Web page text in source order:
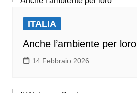
ITALIA
Anche l’ambiente per loro
14 Febbraio 2026